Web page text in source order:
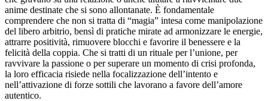
anime destinate che si sono allontanate. È fondamentale
comprendere che non si tratta di “magia” intesa come manipolazione
del libero arbitrio, bensì di pratiche mirate ad armonizzare le energie,
attrarre positività, rimuovere blocchi e favorire il benessere e la
felicità della coppia. Che si tratti di un rituale per l’unione, per
ravvivare la passione o per superare un momento di crisi profonda,
la loro efficacia risiede nella focalizzazione dell’intento e
nell’attivazione di forze sottili che lavorano a favore dell’amore
autentico.